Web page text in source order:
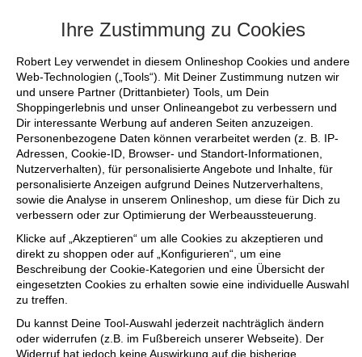
Ihre Zustimmung zu Cookies
Robert Ley verwendet in diesem Onlineshop Cookies und andere
Web-Technologien („Tools“). Mit Deiner Zustimmung nutzen wir
und unsere Partner (Drittanbieter) Tools, um Dein
Shoppingerlebnis und unser Onlineangebot zu verbessern und
Dir interessante Werbung auf anderen Seiten anzuzeigen.
Personenbezogene Daten können verarbeitet werden (z. B. IP-
Adressen, Cookie-ID, Browser- und Standort-Informationen,
Nutzerverhalten), für personalisierte Angebote und Inhalte, für
personalisierte Anzeigen aufgrund Deines Nutzerverhaltens,
sowie die Analyse in unserem Onlineshop, um diese für Dich zu
verbessern oder zur Optimierung der Werbeaussteuerung.
Klicke auf „Akzeptieren“ um alle Cookies zu akzeptieren und
direkt zu shoppen oder auf „Konfigurieren“, um eine
Beschreibung der Cookie-Kategorien und eine Übersicht der
eingesetzten Cookies zu erhalten sowie eine individuelle Auswahl
zu treffen.
Du kannst Deine Tool-Auswahl jederzeit nachträglich ändern
oder widerrufen (z.B. im Fußbereich unserer Webseite). Der
Widerruf hat jedoch keine Auswirkung auf die bisherige